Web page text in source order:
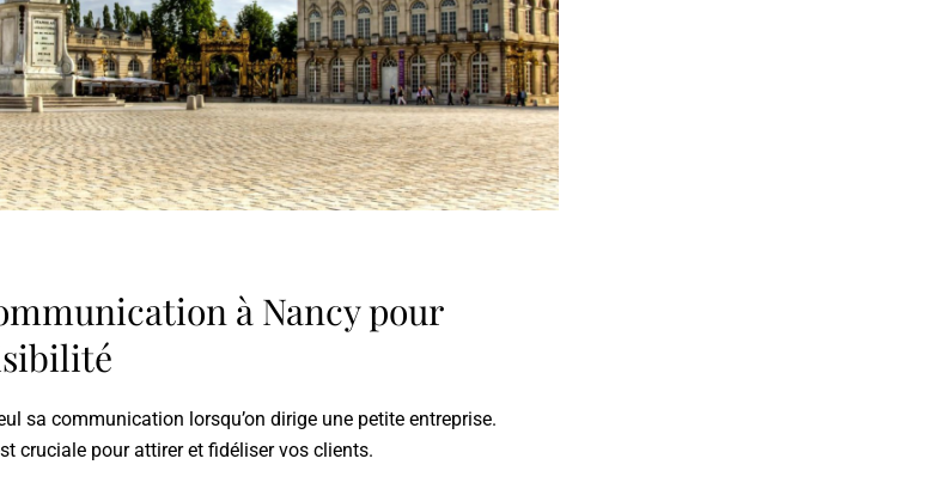
à Nancy pour
sa communication lorsqu’on dirige une petite entreprise.
cruciale pour attirer et fidéliser vos clients.